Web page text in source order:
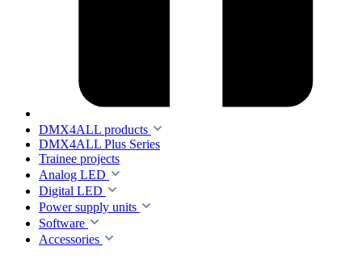
DMX4ALL products
DMX4ALL Plus Series
Trainee projects
Analog LED
Digital LED
Power supply units
Software
Accessories